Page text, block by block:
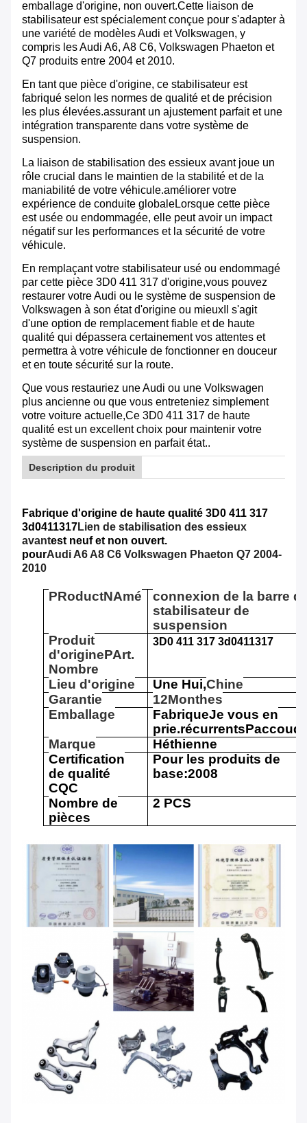
emballage d'origine, non ouvert.Cette liaison de
stabilisateur est spécialement conçue pour s'adapter à
une variété de modèles Audi et Volkswagen, y
compris les Audi A6, A8 C6, Volkswagen Phaeton et
Q7 produits entre 2004 et 2010.
En tant que pièce d'origine, ce stabilisateur est
fabriqué selon les normes de qualité et de précision
les plus élevées.assurant un ajustement parfait et une
intégration transparente dans votre système de
suspension.
La liaison de stabilisation des essieux avant joue un
rôle crucial dans le maintien de la stabilité et de la
maniabilité de votre véhicule.améliorer votre
expérience de conduite globaleLorsque cette pièce
est usée ou endommagée, elle peut avoir un impact
négatif sur les performances et la sécurité de votre
véhicule.
En remplaçant votre stabilisateur usé ou endommagé
par cette pièce 3D0 411 317 d'origine,vous pouvez
restaurer votre Audi ou le système de suspension de
Volkswagen à son état d'origine ou mieuxIl s'agit
d'une option de remplacement fiable et de haute
qualité qui dépassera certainement vos attentes et
permettra à votre véhicule de fonctionner en douceur
et en toute sécurité sur la route.
Que vous restauriez une Audi ou une Volkswagen
plus ancienne ou que vous entreteniez simplement
votre voiture actuelle,Ce 3D0 411 317 de haute
qualité est un excellent choix pour maintenir votre
système de suspension en parfait état..
Description du produit
Fabrique d'origine de haute qualité 3D0 411 317
3d0411317Lien de stabilisation des essieux
avantest neuf et non ouvert.
pourAudi A6 A8 C6 Volkswagen Phaeton Q7 2004-
2010
PRoductNAmé
connexion de la barre
stabilisateur de
suspension
Produit
d'originePArt.
Nombre
3D0 411 317 3d0411317
Lieu d'origine Une Hui,Chine
Garantie
12Monthes
Emballage
FabriqueJe vous en
prie.récurrentsP
Marque
Héthienne
Certification
de qualité
CQC
Pour les produits de
base:2008
Nombre de
pièces
2 PCS